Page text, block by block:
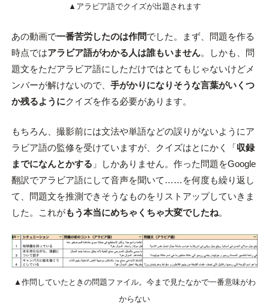
▲アラビア語でクイズが出題されます
あの動画で一番苦労したのは作問でした。まず、問題を作る
時点ではアラビア語がわかる人は誰もいません。しかも、問
題文をただアラビア語にしただけではとてもじゃないけどメ
ンバーが解けないので、 手がかりになりそうな言葉がいくつ
か残るようにクイズを作る必要があります。
もちろん、撮影前には文法や単語などの誤りがないようにア
ラビア語の監修を受けていますが、クイズはとにかく「収録
までになんとかする 」しかありません。作った問題をGoogle
翻訳でアラビア語にして音声を聞いて……を何度も繰り返し
て、問題文を推測できそうなものをリストアップしていきま
した。これがもう本当にめちゃくちゃ大変でしたね。
▲作問していたときの問題ファイル。今まで見たなかで一番意味がわ
からない